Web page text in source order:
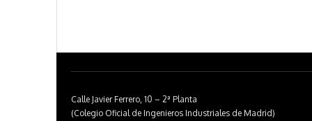
Calle Javier Ferrero, 10 – 2ª Planta
(Colegio Oficial de Ingenieros Industriales de Madrid)